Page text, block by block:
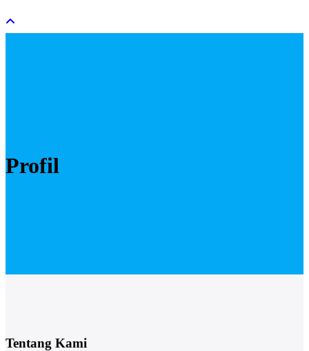
Profil
Tentang Kami